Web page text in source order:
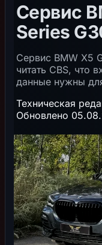
Сервис
Series
Сервис BMW X5
читать CBS, что
данные нужны
Техническая
Обновлено